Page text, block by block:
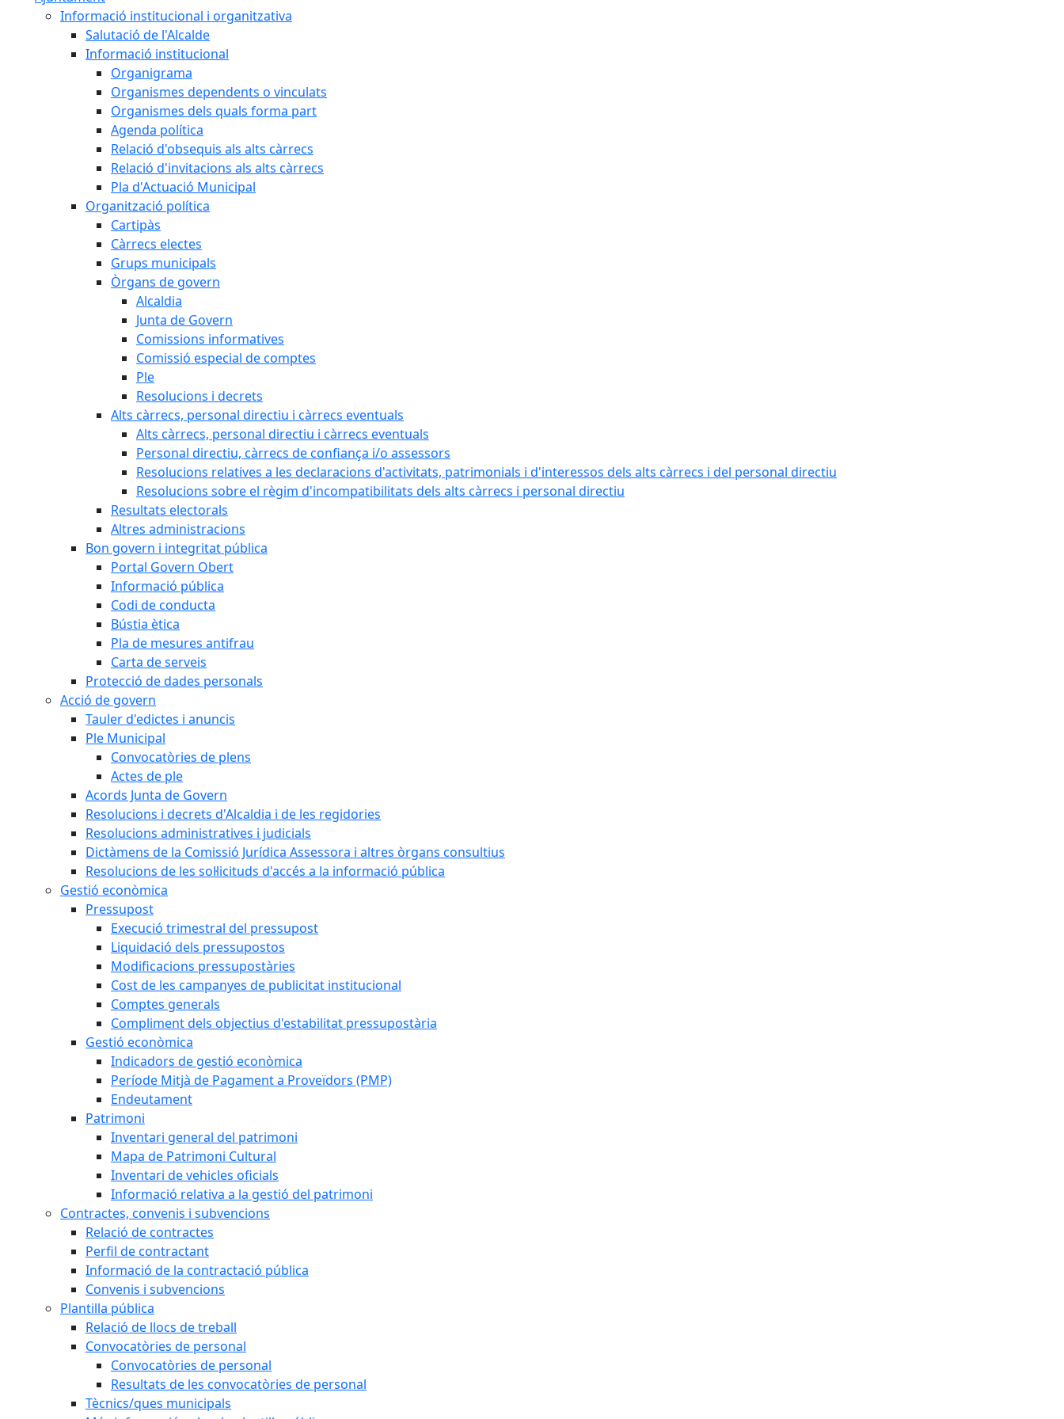
Informació institucional i organitzativa
Salutació de l'Alcalde
Informació institucional
Organigrama
Organismes dependents o vinculats
Organismes dels quals forma part
Agenda política
Relació d'obsequis als alts càrrecs
Relació d'invitacions als alts càrrecs
Pla d'Actuació Municipal
Organització política
Cartipàs
Càrrecs electes
Grups municipals
Òrgans de govern
Alcaldia
Junta de Govern
Comissions informatives
Comissió especial de comptes
Ple
Resolucions i decrets
Alts càrrecs, personal directiu i càrrecs eventuals
Alts càrrecs, personal directiu i càrrecs eventuals
Personal directiu, càrrecs de confiança i/o assessors
Resolucions relatives a les declaracions d'activitats, patrimonials i d'interessos dels alts càrrecs i del personal directiu
Resolucions sobre el règim d'incompatibilitats dels alts càrrecs i personal directiu
Resultats electorals
Altres administracions
Bon govern i integritat pública
Portal Govern Obert
Informació pública
Codi de conducta
Bústia ètica
Pla de mesures antifrau
Carta de serveis
Protecció de dades personals
Acció de govern
Tauler d'edictes i anuncis
Ple Municipal
Convocatòries de plens
Actes de ple
Acords Junta de Govern
Resolucions i decrets d'Alcaldia i de les regidories
Resolucions administratives i judicials
Dictàmens de la Comissió Jurídica Assessora i altres òrgans consultius
Resolucions de les sol·licituds d'accés a la informació pública
Gestió econòmica
Pressupost
Execució trimestral del pressupost
Liquidació dels pressupostos
Modificacions pressupostàries
Cost de les campanyes de publicitat institucional
Comptes generals
Compliment dels objectius d'estabilitat pressupostària
Gestió econòmica
Indicadors de gestió econòmica
Període Mitjà de Pagament a Proveïdors (PMP)
Endeutament
Patrimoni
Inventari general del patrimoni
Mapa de Patrimoni Cultural
Inventari de vehicles oficials
Informació relativa a la gestió del patrimoni
Contractes, convenis i subvencions
Relació de contractes
Perfil de contractant
Informació de la contractació pública
Convenis i subvencions
Plantilla pública
Relació de llocs de treball
Convocatòries de personal
Convocatòries de personal
Resultats de les convocatòries de personal
Tècnics/ques municipals